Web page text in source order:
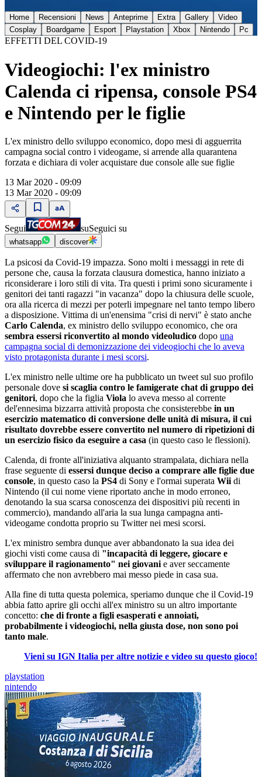
Home Recensioni News Anteprime Extra Gallery
Video
Cosplay
Boardgame Esport Playstation Xbox Nintendo Pc
EFFETTI DEL COVID-19
Videogiochi: l'ex ministro
Calenda ci ripensa, console PS4
e Nintendo per le figlie
L'ex ministro dello sviluppo economico, dopo mesi di agguerrita
campagna social contro i videogame, si arrende alla quarantena
forzata e dichiara di voler acquistare due console alle sue figlie
13 Mar 2020 - 09:09
13 Mar 2020 - 09:09
Segui suSeguici su
whatsapp discover
La psicosi da Covid-19 impazza. Sono molti i messaggi in rete di
persone che, causa la forzata clausura domestica, hanno iniziato a
riconsiderare i loro stili di vita. Tra questi i primi sono sicuramente i
genitori dei tanti ragazzi "in vacanza" dopo la chiusura delle scuole,
ora alla ricerca di mezzi per poterli impegnare nel tanto tempo libero
a disposizione. Vittima di un'enensima "crisi di nervi" è stato anche
Carlo Calenda, ex ministro dello sviluppo economico, che ora
sembra essersi riconvertito al mondo videoludico dopo una
campagna social di demonizzazione dei videogiochi che lo aveva
visto protagonista durante i mesi scorsi.
L'ex ministro nelle ultime ore ha pubblicato un tweet sul suo profilo
personale dove si scaglia contro le famigerate chat di gruppo dei
genitori, dopo che la figlia Viola lo aveva messo al corrente
del'ennesima bizzarra attività proposta che consisterebbe in un
esercizio matematico di conversione delle unità di misura, il cui
risultato dovrebbe essere convertito nel numero di ripetizioni di
un esercizio fisico da eseguire a casa (in questo caso le flessioni).
Calenda, di fronte all'iniziativa alquanto strampalata, dichiara nella
frase seguente di essersi dunque deciso a comprare alle figlie due
console, in questo caso la PS4 di Sony e l'ormai superata Wii di
Nintendo (il cui nome viene riportato anche in modo erroneo,
denotando la sua scarsa conoscenza dei dispositivi più recenti in
commercio), mandando all'aria la sua lunga campagna anti-
videogame condotta proprio su Twitter nei mesi scorsi.
L'ex ministro sembra dunque aver abbandonato la sua idea dei
giochi visti come causa di "incapacità di leggere, giocare e
sviluppare il ragionamento" nei giovani e aver seccamente
affermato che non avrebbero mai messo piede in casa sua.
Alla fine di tutta questa polemica, speriamo dunque che il Covid-19
abbia fatto aprire gli occhi all'ex ministro su un altro importante
concetto: che di fronte a figli esasperati e annoiati,
probabilmente i videogiochi, nella giusta dose, non sono poi
tanto male.
Vieni su IGN Italia per altre notizie e video su questo gioco!
playstation
nintendo